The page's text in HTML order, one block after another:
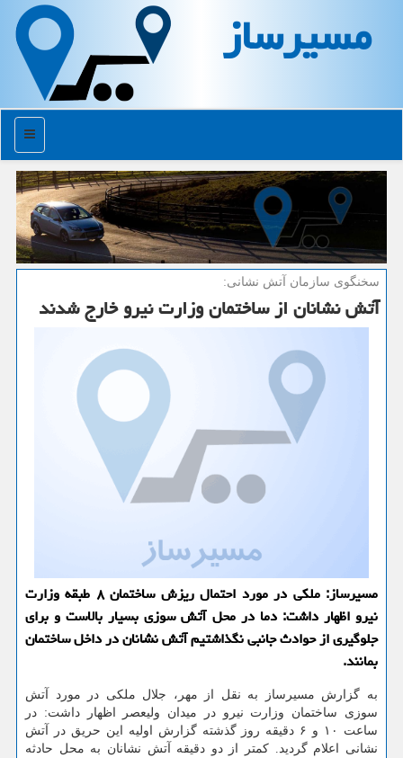
مسیرساز
منو
سخنگوی سازمان آتش نشانی:
آتش نشانان از ساختمان وزارت نیرو خارج شدند
مسیرساز: ملكی در مورد احتمال ریزش ساختمان ۸ طبقه وزارت
نیرو اظهار داشت: دما در محل آتش سوزی بسیار بالاست و برای
جلوگیری از حوادث جانبی نگذاشتیم آتش نشانان در داخل ساختمان
بمانند.
به گزارش مسیرساز به نقل از مهر، جلال ملكی در مورد آتش
سوزی ساختمان وزارت نیرو در میدان ولیعصر اظهار داشت: در
ساعت ۱۰ و ۶ دقیقه روز گذشته گزارش اولیه این حریق در آتش
نشانی اعلام گردید. كمتر از دو دقیقه آتش نشانان به محل حادثه